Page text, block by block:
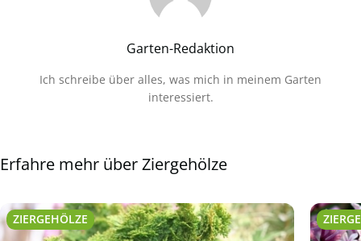
Garten-Redaktion
Ich schreibe über alles, was mich in meinem Garten
interessiert.
Erfahre mehr über Ziergehölze
ZIERGEHÖLZE